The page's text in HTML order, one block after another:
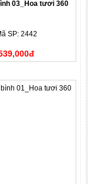
03_Hoa tươi 360
SP: 2442